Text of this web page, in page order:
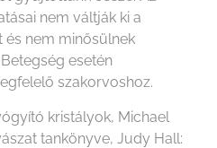
nem váltják ki a
nem minősülnek
esetén
szakorvoshoz.
kristályok, Michael
tankönyve, Judy Hall: